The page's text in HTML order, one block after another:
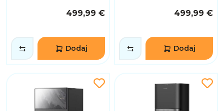
499,99 €
Dodaj
499,99 €
Dodaj